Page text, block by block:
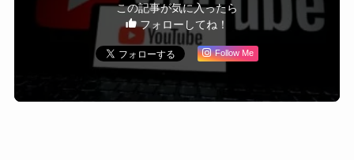
この記事が気に入ったら
フォローしてね！
Follow Me